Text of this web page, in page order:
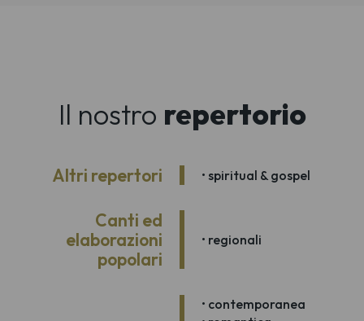
Il nostro repertorio
Altri repertori • spiritual & gospel
Canti ed
elaborazioni
popolari
• regionali
• contemporanea